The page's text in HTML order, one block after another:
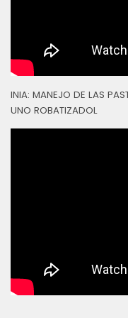
INIA: MANEJO DE LAS
UNO ROBATIZADOL